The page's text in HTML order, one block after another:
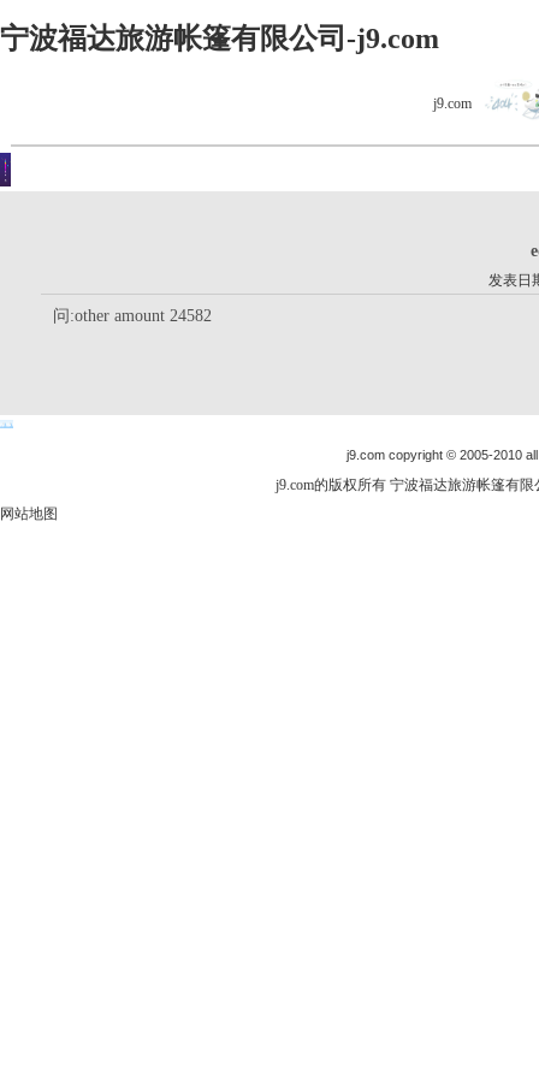
宁波福达旅游帐篷有限公司-j9.com
j9.com
发表日
问:other amount 24582
j9.com copyright © 2005-2010
j9.com的版权所有 宁波福达旅游帐篷有
网站地图